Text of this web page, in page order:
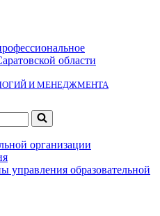
области
И МЕНЕДЖМЕНТА
организации
управления образовательной